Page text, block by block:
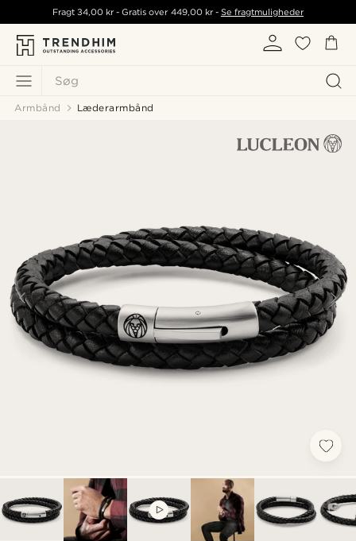
Søg
Fragt34,00 kr - Gratis over 449,00 kr- Se fragtmuligheder
Armbånd Læderarmbånd